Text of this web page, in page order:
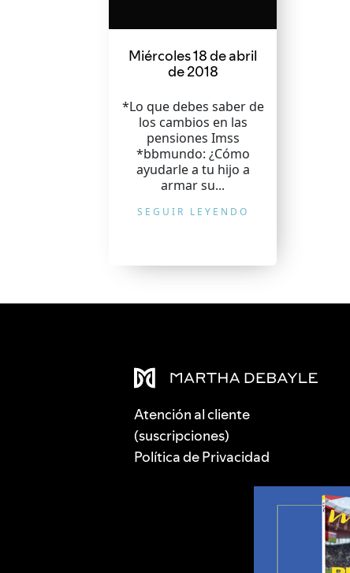
Miércoles 18 de abril
de 2018
*Lo que debes saber de
los cambios en las
pensiones Imss
*bbmundo: ¿Cómo
ayudarle a tu hijo a
armar su...
SEGUIR LEYENDO
Atención al cliente
(suscripciones)
Política de Privacidad